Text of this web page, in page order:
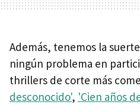
Además, tenemos la
ningún problema en
thrillers de corte más
desconocido', 'Cien años